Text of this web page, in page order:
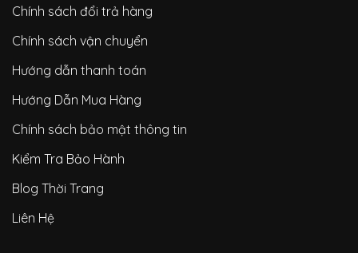
Chính sách đổi trả hàng
Chính sách vận chuyển
Hướng dẫn thanh toán
Hướng Dẫn Mua Hàng
Chính sách bảo mật thông tin
Kiểm Tra Bảo Hành
Blog Thời Trang
Liên Hệ